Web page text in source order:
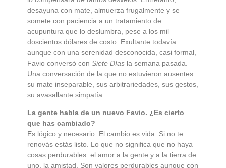
desayuna con mate, almuerza frugalmente y se
somete con paciencia a un tratamiento de
acupuntura que lo deslumbra, pese a los mil
doscientos dólares de costo. Exultante todavía
aunque con una serenidad desconocida, casi formal,
Favio conversó con Siete Días la semana pasada.
Una conversación de la que no estuvieron ausentes
su mate inseparable, sus arbitrariedades, sus gestos,
su avasallante simpatía.
La gente habla de un nuevo Favio. ¿Es cierto
que has cambiado?
Es lógico y necesario. El cambio es vida. Si no te
renovás estás listo. Lo que no significa que no haya
cosas perdurables: el amor a la gente y a la tierra de
uno, la amistad. Son valores perdurables aunque con